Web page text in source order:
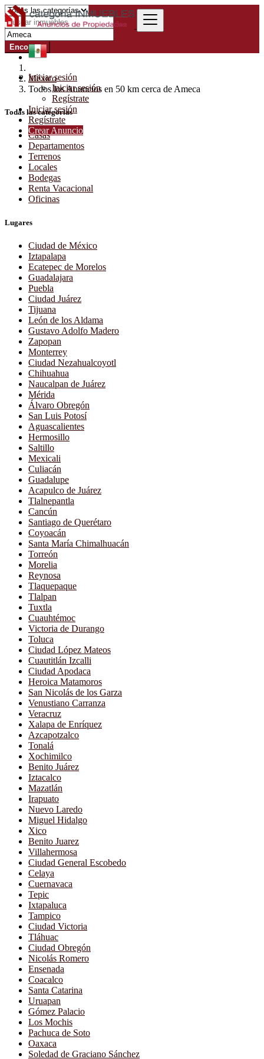
Iniciar sesión
Iniciar sesión
Regístrate
Iniciar sesión
Regístrate
Crear Anuncio
Encontrar
México
Todos los Anuncios en 50 km cerca de Ameca
Todas las categorías
Casas
Departamentos
Terrenos
Locales
Bodegas
Renta Vacacional
Oficinas
Lugares
Ciudad de México
Iztapalapa
Ecatepec de Morelos
Guadalajara
Puebla
Ciudad Juárez
Tijuana
León de los Aldama
Gustavo Adolfo Madero
Zapopan
Monterrey
Ciudad Nezahualcoyotl
Chihuahua
Naucalpan de Juárez
Mérida
Álvaro Obregón
San Luis Potosí
Aguascalientes
Hermosillo
Saltillo
Mexicali
Culiacán
Guadalupe
Acapulco de Juárez
Tlalnepantla
Cancún
Santiago de Querétaro
Coyoacán
Santa María Chimalhuacán
Torreón
Morelia
Reynosa
Tlaquepaque
Tlalpan
Tuxtla
Cuauhtémoc
Victoria de Durango
Toluca
Ciudad López Mateos
Cuautitlán Izcalli
Ciudad Apodaca
Heroica Matamoros
San Nicolás de los Garza
Venustiano Carranza
Veracruz
Xalapa de Enríquez
Azcapotzalco
Tonalá
Xochimilco
Benito Juárez
Iztacalco
Mazatlán
Irapuato
Nuevo Laredo
Miguel Hidalgo
Xico
Benito Juarez
Villahermosa
Ciudad General Escobedo
Celaya
Cuernavaca
Tepic
Ixtapaluca
Tampico
Ciudad Victoria
Tláhuac
Ciudad Obregón
Nicolás Romero
Ensenada
Coacalco
Santa Catarina
Uruapan
Gómez Palacio
Los Mochis
Pachuca de Soto
Oaxaca
Soledad de Graciano Sánchez